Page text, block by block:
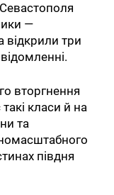
Севастополя
—
відкрили три
вторгнення
класи й на
та
півдня